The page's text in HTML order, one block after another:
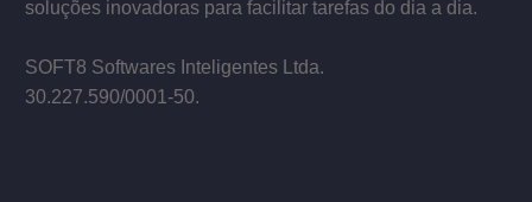
soluções inovadoras para facilitar tarefas do dia a dia.
SOFT8 Softwares Inteligentes Ltda.
30.227.590/0001­-50.